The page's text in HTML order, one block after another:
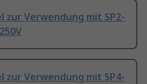
zur Verwendung mit SP2-
zur Verwendung mit SP4-